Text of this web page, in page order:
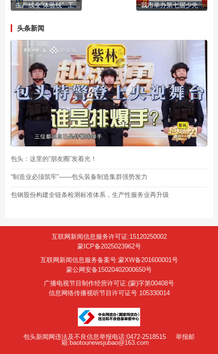
生产线变“体验线” 工业旅游专线上新 我市举办第七届少先队辅导员技能大赛暨少先队骨干辅导员专业能力提升班
头条新闻
包头：这里的“朋友圈”发着光！
“制造业必须筑牢”——包头装备制造集群强势发力
包钢股份构建全链条检测标准体系，生产性服务业再升级
互联网新闻信息服务许可证:15120250002
蒙ICP备2025023962号
互联网新闻信息服务备案号:蒙XW备201600001号
蒙公网安备15020402000650号
广播电视节目制作经营许可证:(蒙)字第00408号
信息网络传播视听节目许可证号 105330014
包头新闻网违法及不良信息举报电话:0472-2518515
举报邮
箱:baotounewsjubao@163.com